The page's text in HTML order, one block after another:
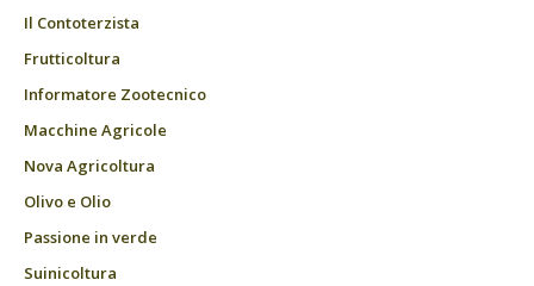
Il Contoterzista
Frutticoltura
Informatore Zootecnico
Macchine Agricole
Nova Agricoltura
Olivo e Olio
Passione in verde
Suinicoltura